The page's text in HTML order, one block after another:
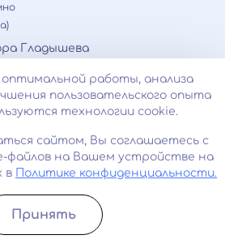
Гладышева
не является публичной
информационный характер, и
диагноза и назначения
необходимо
с врачом. Консультационные
телефону, мессенджерам и в
медицинскими услугами.
соглашаетесь на
18+
оптимальной работы, анализа
пользовательского опыта
технологии cookie.
сайтом, Вы соглашаетесь с
файлов на Вашем устройстве на
в
Политике конфиденциальности.
Принять